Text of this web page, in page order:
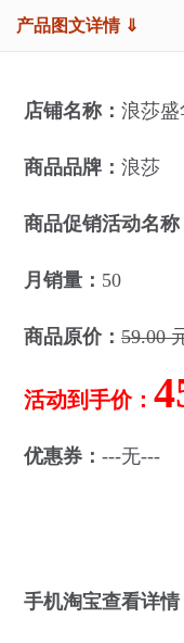
产品图文详情 ⇓
店铺名称： 浪莎
商品品牌： 浪莎
商品促销活动名称
月销量： 50
商品原价： 59.00
活动到手价：
优惠券： ---无---
手机淘宝查看详情